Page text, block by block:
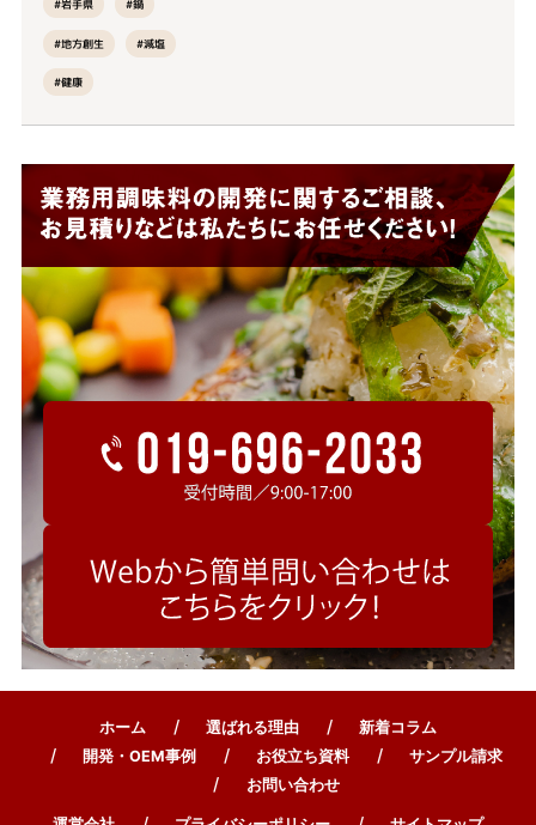
#岩手県 #鍋
#地方創生 #減塩
#健康
ホーム 選ばれる理由
新着コラム
開発・OEM事例
お役立ち資料
サンプル請求
お問い合わせ